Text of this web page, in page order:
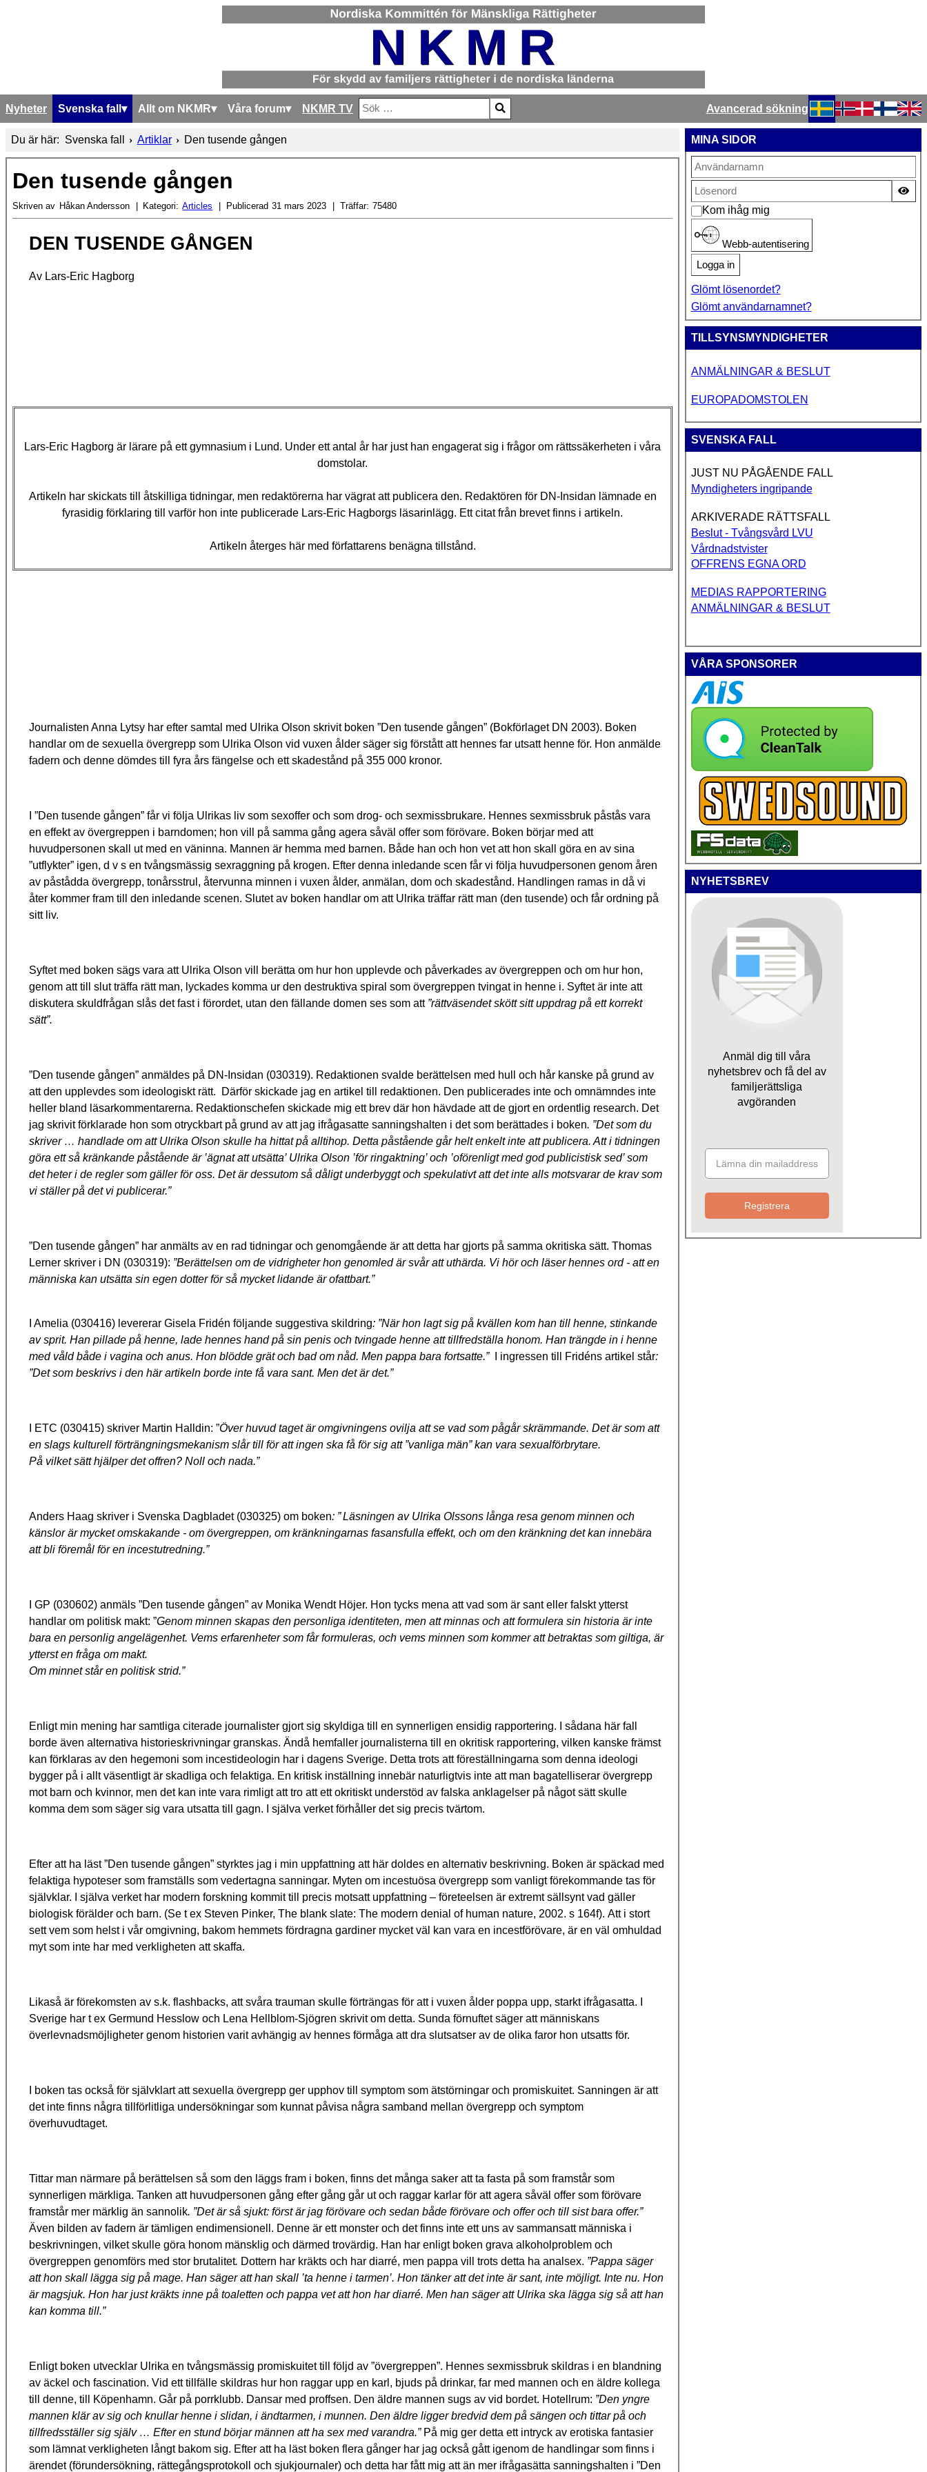
Nyheter Svenska fall Allt om NKMR Våra forum NKMR TV
Sök
Type 2 or more characters for results.
Avancerad sökning
Välj ditt språk
Du är här: Svenska fall Artiklar Den tusende gången
Den tusende gången
Skriven av Håkan Andersson Kategori: Articles Publicerad 31 mars 2023 Träffar: 75480
DEN TUSENDE GÅNGEN
Av Lars-Eric Hagborg
Lars-Eric Hagborg är lärare på ett gymnasium i Lund. Under ett antal år har just han engagerat sig i frågor om rättssäkerheten i våra
domstolar.
Artikeln har skickats till åtskilliga tidningar, men redaktörerna har vägrat att publicera den. Redaktören för DN-Insidan lämnade en
fyrasidig förklaring till varför hon inte publicerade Lars-Eric Hagborgs läsarinlägg. Ett citat från brevet finns i artikeln.
Artikeln återges här med författarens benägna tillstånd.
Journalisten Anna Lytsy har efter samtal med Ulrika Olson skrivit boken ”Den tusende gången” (Bokförlaget DN 2003). Boken
handlar om de sexuella övergrepp som Ulrika Olson vid vuxen ålder säger sig förstått att hennes far utsatt henne för. Hon anmälde
fadern och denne dömdes till fyra års fängelse och ett skadestånd på 355 000 kronor.
I ”Den tusende gången” får vi följa Ulrikas liv som sexoffer och som drog- och sexmissbrukare. Hennes sexmissbruk påstås vara
en effekt av övergreppen i barndomen; hon vill på samma gång agera såväl offer som förövare. Boken börjar med att
huvudpersonen skall ut med en väninna. Mannen är hemma med barnen. Både han och hon vet att hon skall göra en av sina
”utflykter” igen, d v s en tvångsmässig sexraggning på krogen. Efter denna inledande scen får vi följa huvudpersonen genom åren
av påstådda övergrepp, tonårsstrul, återvunna minnen i vuxen ålder, anmälan, dom och skadestånd. Handlingen ramas in då vi
åter kommer fram till den inledande scenen. Slutet av boken handlar om att Ulrika träffar rätt man (den tusende) och får ordning på
sitt liv.
Syftet med boken sägs vara att Ulrika Olson vill berätta om hur hon upplevde och påverkades av övergreppen och om hur hon,
genom att till slut träffa rätt man, lyckades komma ur den destruktiva spiral som övergreppen tvingat in henne i. Syftet är inte att
diskutera skuldfrågan slås det fast i förordet, utan den fällande domen ses som att ”rättväsendet skött sitt uppdrag på ett korrekt
sätt”.
”Den tusende gången” anmäldes på DN-Insidan (030319). Redaktionen svalde berättelsen med hull och hår kanske på grund av
att den upplevdes som ideologiskt rätt.
Därför skickade jag en artikel till redaktionen. Den publicerades inte och omnämndes inte
heller bland läsarkommentarerna. Redaktionschefen skickade mig ett brev där hon hävdade att de gjort en ordentlig research. Det
jag skrivit förklarade hon som otryckbart på grund av att jag ifrågasatte sanningshalten i det som berättades i boken. ”Det som du
skriver … handlade om att Ulrika Olson skulle ha hittat på alltihop. Detta påstående går helt enkelt inte att publicera. Att i tidningen
göra ett så kränkande påstående är ’ägnat att utsätta’ Ulrika Olson ’för ringaktning’ och ’oförenligt med god publicistisk sed’ som
det heter i de regler som gäller för oss. Det är dessutom så dåligt underbyggt och spekulativt att det inte alls motsvarar de krav som
vi ställer på det vi publicerar.”
”Den tusende gången” har anmälts av en rad tidningar och genomgående är att detta har gjorts på samma okritiska sätt. Thomas
Lerner skriver i DN (030319): ”Berättelsen om de vidrigheter hon genomled är svår att uthärda. Vi hör och läser hennes ord - att en
människa kan utsätta sin egen dotter för så mycket lidande är ofattbart.”
I Amelia (030416) levererar Gisela Fridén följande suggestiva skildring: ”När hon lagt sig på kvällen kom han till henne, stinkande
av sprit. Han pillade på henne, lade hennes hand på sin penis och tvingade henne att tillfredställa honom. Han trängde in i henne
med våld både i vagina och anus. Hon blödde grät och bad om nåd. Men pappa bara fortsatte.”
I ingressen till Fridéns artikel står:
”Det som beskrivs i den här artikeln borde inte få vara sant. Men det är det.”
I ETC (030415) skriver Martin Halldin: ”Över huvud taget är omgivningens ovilja att se vad som pågår skrämmande. Det är som att
en slags kulturell förträngningsmekanism slår till för att ingen ska få för sig att ”vanliga män” kan vara sexualförbrytare.
På vilket sätt hjälper det offren? Noll och nada.”
Anders Haag skriver i Svenska Dagbladet (030325) om boken: ”Läsningen av Ulrika Olssons långa resa genom minnen och
känslor är mycket omskakande - om övergreppen, om kränkningarnas fasansfulla effekt, och om den kränkning det kan innebära
att bli föremål för en incestutredning.”
I GP (030602) anmäls ”Den tusende gången” av Monika Wendt Höjer. Hon tycks mena att vad som är sant eller falskt ytterst
handlar om politisk makt: ”Genom minnen skapas den personliga identiteten, men att minnas och att formulera sin historia är inte
bara en personlig angelägenhet. Vems erfarenheter som får formuleras, och vems minnen som kommer att betraktas som giltiga, är
ytterst en fråga om makt.
Om minnet står en politisk strid.”
Enligt min mening har samtliga citerade journalister gjort sig skyldiga till en synnerligen ensidig rapportering. I sådana här fall
borde även alternativa historieskrivningar granskas. Ändå hemfaller journalisterna till en okritisk rapportering, vilken kanske främst
kan förklaras av den hegemoni som incestideologin har i dagens Sverige. Detta trots att föreställningarna som denna ideologi
bygger på i allt väsentligt är skadliga och felaktiga. En kritisk inställning innebär naturligtvis inte att man bagatelliserar övergrepp
mot barn och kvinnor, men det kan inte vara rimligt att tro att ett okritiskt understöd av falska anklagelser på något sätt skulle
komma dem som säger sig vara utsatta till gagn. I själva verket förhåller det sig precis tvärtom.
Efter att ha läst ”Den tusende gången” styrktes jag i min uppfattning att här doldes en alternativ beskrivning. Boken är späckad med
felaktiga hypoteser som framställs som vedertagna sanningar. Myten om incestuösa övergrepp som vanligt förekommande tas för
självklar. I själva verket har modern forskning kommit till precis motsatt uppfattning – företeelsen är extremt sällsynt vad gäller
biologisk förälder och barn. (Se t ex Steven Pinker, The blank slate: The modern denial of human nature, 2002. s 164f). Att i stort
sett vem som helst i vår omgivning, bakom hemmets fördragna gardiner mycket väl kan vara en incestförövare, är en väl omhuldad
myt som inte har med verkligheten att skaffa.
Likaså är förekomsten av s.k. flashbacks, att svåra trauman skulle förträngas för att i vuxen ålder poppa upp, starkt ifrågasatta. I
Sverige har t ex Germund Hesslow och Lena Hellblom-Sjögren skrivit om detta. Sunda förnuftet säger att människans
överlevnadsmöjligheter genom historien varit avhängig av hennes förmåga att dra slutsatser av de olika faror hon utsatts för.
I boken tas också för självklart att sexuella övergrepp ger upphov till symptom som ätstörningar och promiskuitet. Sanningen är att
det inte finns några tillförlitliga undersökningar som kunnat påvisa några samband mellan övergrepp och symptom
överhuvudtaget.
Tittar man närmare på berättelsen så som den läggs fram i boken, finns det många saker att ta fasta på som framstår som
synnerligen märkliga. Tanken att huvudpersonen gång efter gång går ut och raggar karlar för att agera såväl offer som förövare
framstår mer märklig än sannolik. ”Det är så sjukt: först är jag förövare och sedan både förövare och offer och till sist bara offer.”
Även bilden av fadern är tämligen endimensionell. Denne är ett monster och det finns inte ett uns av sammansatt människa i
beskrivningen, vilket skulle göra honom mänsklig och därmed trovärdig. Han har enligt boken grava alkoholproblem och
övergreppen genomförs med stor brutalitet. Dottern har kräkts och har diarré, men pappa vill trots detta ha analsex. ”Pappa säger
att hon skall lägga sig på mage. Han säger att han skall ’ta henne i tarmen’. Hon tänker att det inte är sant, inte möjligt. Inte nu. Hon
är magsjuk. Hon har just kräkts inne på toaletten och pappa vet att hon har diarré. Men han säger att Ulrika ska lägga sig så att han
kan komma till.”
Enligt boken utvecklar Ulrika en tvångsmässig promiskuitet till följd av ”övergreppen”. Hennes sexmissbruk skildras i en blandning
av äckel och fascination. Vid ett tillfälle skildras hur hon raggar upp en karl, bjuds på drinkar, far med mannen och en äldre kollega
till denne, till Köpenhamn. Går på porrklubb. Dansar med proffsen. Den äldre mannen sugs av vid bordet. Hotellrum: ”Den yngre
mannen klär av sig och knullar henne i slidan, i ändtarmen, i munnen. Den äldre ligger bredvid dem på sängen och tittar på och
tillfredsställer sig själv … Efter en stund börjar männen att ha sex med varandra.”På mig ger detta ett intryck av erotiska fantasier
som lämnat verkligheten långt bakom sig. Efter att ha läst boken flera gånger har jag också gått igenom de handlingar som finns i
ärendet (förundersökning, rättegångsprotokoll och sjukjournaler) och detta har fått mig att än mer ifrågasätta sanningshalten i ”Den
MINA SIDOR
Kom ihåg mig
Webb-autentisering
Logga in
Glömt lösenordet?
Glömt användarnamnet?
TILLSYNSMYNDIGHETER
ANMÄLNINGAR & BESLUT
EUROPADOMSTOLEN
SVENSKA FALL
JUST NU PÅGÅENDE FALL
Myndigheters ingripande
ARKIVERADE RÄTTSFALL
Beslut - Tvångsvård LVU
Vårdnadstvister
OFFRENS EGNA ORD
MEDIAS RAPPORTERING
ANMÄLNINGAR & BESLUT
VÅRA SPONSORER
NYHETSBREV
Anmäl dig till våra
nyhetsbrev och få del av
familjerättsliga
avgöranden
Registrera